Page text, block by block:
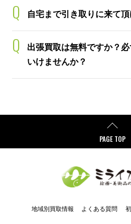
Q 自宅まで引き取りに来て頂
Q
出張買取は無料ですか？
いけませんか？
PAGE TOP
地域別買取情報 よくある質問